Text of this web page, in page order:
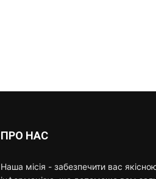
ПРО НАС
Наша місія - забезпечити вас